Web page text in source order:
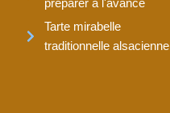
préparer à l'avance
Tarte mirabelle
traditionnelle alsacienne